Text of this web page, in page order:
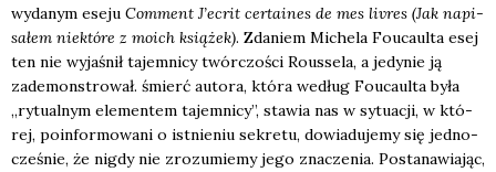
wyda­nym ese­ju Com­ment J’e­crit cer­ta­ines de mes livres (Jak napi­
sa­łem nie­któ­re z moich ksią­żek). Zda­niem Miche­la Foucaul­ta esej
ten nie wyja­śnił tajem­ni­cy twór­czo­ści Rous­se­la, a jedy­nie ją
zade­mon­stro­wał. śmierć auto­ra, któ­ra według Foucaul­ta była
„rytu­al­nym ele­men­tem tajem­ni­cy”, sta­wia nas w sytu­acji, w któ­
rej, poin­for­mo­wa­ni o ist­nie­niu sekre­tu, dowia­du­je­my się jed­no­
cze­śnie, że nigdy nie zro­zu­mie­my jego zna­cze­nia. Posta­na­wia­jąc,